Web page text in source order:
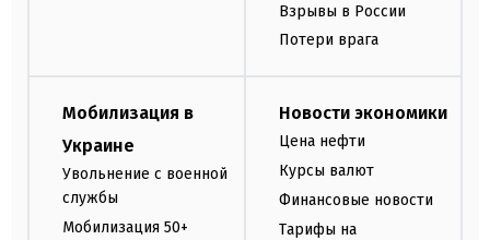
Взрывы в России
Потери врага
Мобилизация в
Украине
Увольнение с военной
службы
Мобилизация 50+
Новости экономики
Цена нефти
Курсы валют
Финансовые новости
Тарифы на